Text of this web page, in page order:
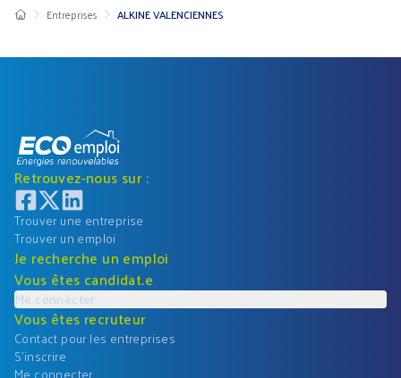
Entreprises ALKINE VALENCIENNES
Retrouvez-nous sur :
Trouver une entreprise
Trouver un emploi
Je recherche un emploi
Vous êtes candidat.e
Me connecter
Vous êtes recruteur
Contact pour les entreprises
S'inscrire